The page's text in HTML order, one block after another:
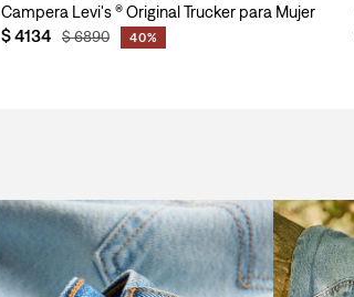
Campera Levi's ® Original Trucker para Mujer
$4134 $6890 40%